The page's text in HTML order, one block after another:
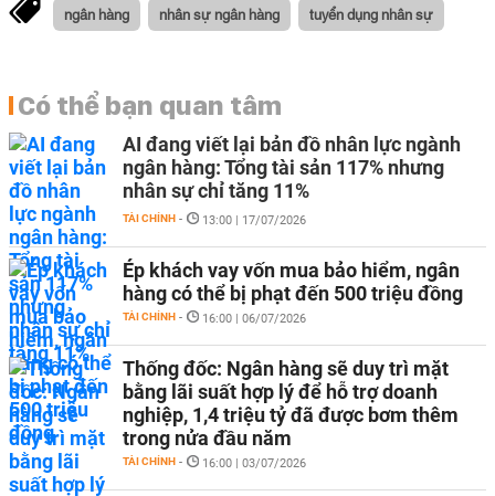
ngân hàng nhân sự ngân hàng tuyển dụng nhân sự
Có thể bạn quan tâm
AI đang viết lại bản đồ nhân lực ngành
ngân hàng: Tổng tài sản 117% nhưng
nhân sự chỉ tăng 11%
TÀI CHÍNH - 13:00 | 17/07/2026
Ép khách vay vốn mua bảo hiểm, ngân
hàng có thể bị phạt đến 500 triệu đồng
TÀI CHÍNH - 16:00 | 06/07/2026
Thống đốc: Ngân hàng sẽ duy trì mặt
bằng lãi suất hợp lý để hỗ trợ doanh
nghiệp, 1,4 triệu tỷ đã được bơm thêm
trong nửa đầu năm
TÀI CHÍNH - 16:00 | 03/07/2026